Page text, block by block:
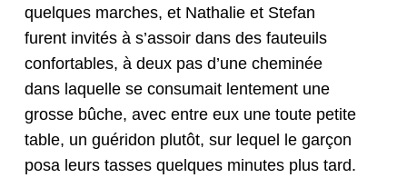
quelques march­es, et Nathalie et Ste­fan
furent invités à s’as­soir dans des fau­teuils
con­fort­a­bles, à deux pas d’une chem­inée
dans laque­lle se con­sumait lente­ment une
grosse bûche, avec entre eux une toute petite
table, un guéri­don plutôt, sur lequel le garçon
posa leurs tass­es quelques min­utes plus tard.